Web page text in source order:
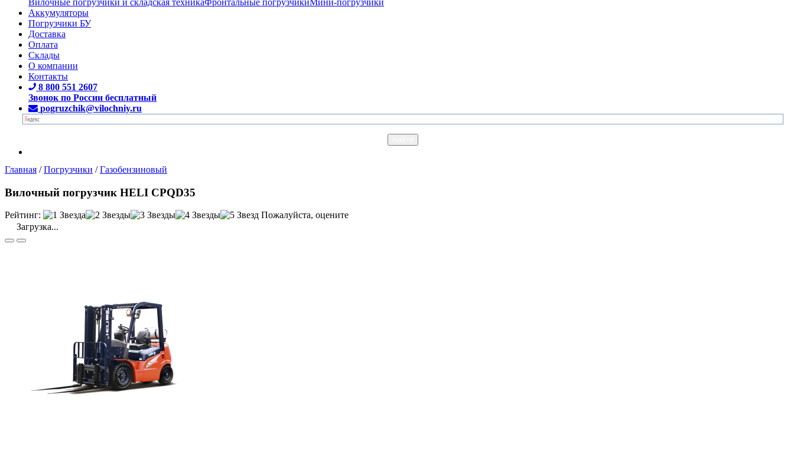
Аккумуляторы
Погрузчики БУ
Доставка
Оплата
Склады
О компании
Контакты
8 800 551 2607
Звонок по России бесплатный
pogruzchik@vilochniy.ru
Главная /Погрузчики /Газобензиновый
Вилочный погрузчик HELI CPQD35
Рейтинг:
Пожалуйста, оцените
Загрузка...